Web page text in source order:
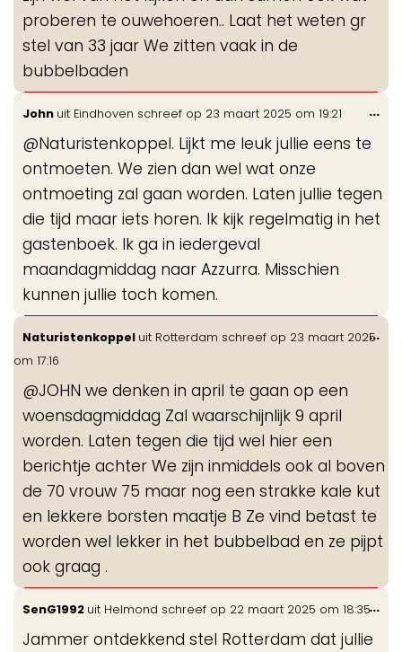
proberen te ouwehoeren.. Laat het weten gr
stel van 33 jaar We zitten vaak in de
bubbelbaden
John uit Eindhoven schreef op 23 maart 2025 om 19:21
@Naturistenkoppel. Lijkt me leuk jullie eens te
ontmoeten. We zien dan wel wat onze
ontmoeting zal gaan worden. Laten jullie tegen
die tijd maar iets horen. Ik kijk regelmatig in het
gastenboek. Ik ga in iedergeval
maandagmiddag naar Azzurra. Misschien
kunnen jullie toch komen.
...
Naturistenkoppel uit Rotterdam schreef op 23 maart 2025
om 17:16
@JOHN we denken in april te gaan op een
woensdagmiddag Zal waarschijnlijk 9 april
worden. Laten tegen die tijd wel hier een
berichtje achter We zijn inmiddels ook al boven
de 70 vrouw 75 maar nog een strakke kale kut
en lekkere borsten maatje B Ze vind betast te
worden wel lekker in het bubbelbad en ze pijpt
ook graag .
...
SenG1992 uit Helmond schreef op 22 maart 2025 om 18:35
Jammer ontdekkend stel Rotterdam dat jullie
...